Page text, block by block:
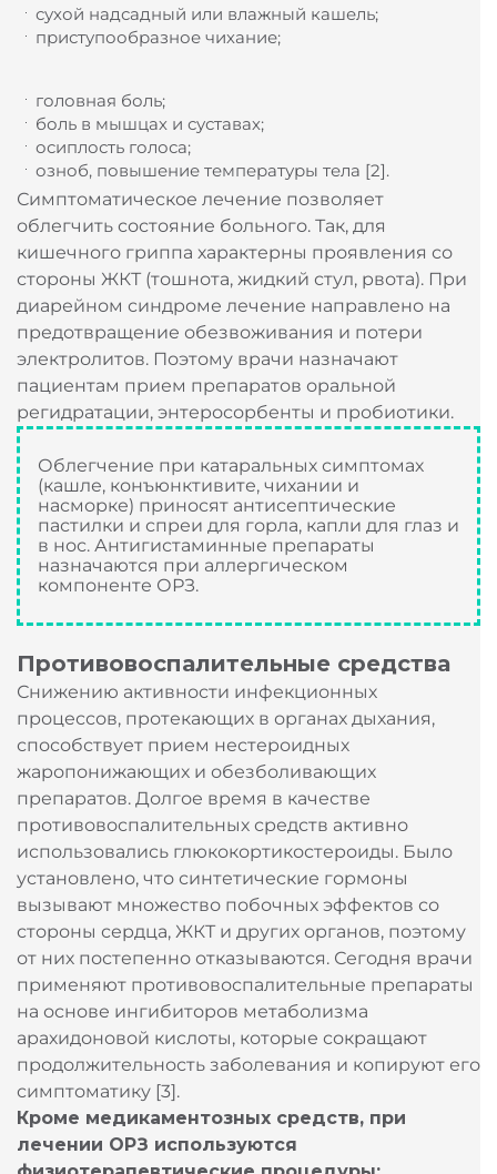
сухой надсадный или влажный кашель;
приступообразное чихание;
головная боль;
боль в мышцах и суставах;
осиплость голоса;
озноб, повышение температуры тела [2].
Симптоматическое лечение позволяет
облегчить состояние больного. Так, для
кишечного гриппа характерны проявления со
стороны ЖКТ (тошнота, жидкий стул, рвота). При
диарейном синдроме лечение направлено на
предотвращение обезвоживания и потери
электролитов. Поэтому врачи назначают
пациентам прием препаратов оральной
регидратации, энтеросорбенты и пробиотики.
Облегчение при катаральных симптомах
(кашле, конъюнктивите, чихании и
насморке) приносят антисептические
пастилки и спреи для горла, капли для глаз и
в нос. Антигистаминные препараты
назначаются при аллергическом
компоненте ОРЗ.
Противовоспалительные средства
Снижению активности инфекционных
процессов, протекающих в органах дыхания,
способствует прием нестероидных
жаропонижающих и обезболивающих
препаратов. Долгое время в качестве
противовоспалительных средств активно
использовались глюкокортикостероиды. Было
установлено, что синтетические гормоны
вызывают множество побочных эффектов со
стороны сердца, ЖКТ и других органов, поэтому
от них постепенно отказываются. Сегодня врачи
применяют противовоспалительные препараты
на основе ингибиторов метаболизма
арахидоновой кислоты, которые сокращают
продолжительность заболевания и копируют его
симптоматику [3].
Кроме медикаментозных средств, при
лечении ОРЗ используются